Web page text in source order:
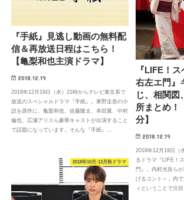
『LIFE！
右左エ門』
じ、相関図
所まとめ！
分】
2018.12.19
2018年12月19日（
るドラマ『LIFE！
門』。内村光良ら
げるコント～」内
ィということで注
『手紙』見逃し動画の無料配
信＆再放送日程はこちら！
【亀梨和也主演ドラマ】
2018.12.19
2018年12月19日（水）21時からテレビ東京系で
放送のスペシャルドラマ『手紙』。東野圭吾の小
説を原作に、亀梨和也、佐藤隆太、本田翼、中村
倫也、広瀬アリスら豪華キャストが出演すること
で話題になっています。そんな『手紙』…
2018年10月-12月秋ドラマ